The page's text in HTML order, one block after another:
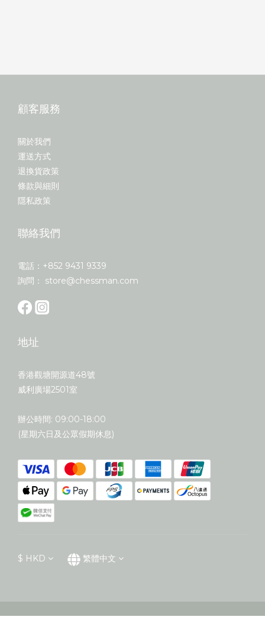
顧客服務
關於我們
運送方式
退換貨政策
條款與細則
隱私政策
聯絡我們
電話：+852 9431 9339
詢問： store@chessman.com
地址
香港觀塘開源道48號
威利廣場2501室
辦公時間: 09:00-18:00
(星期六日及公眾假期休息)
$ HKD 繁體中文